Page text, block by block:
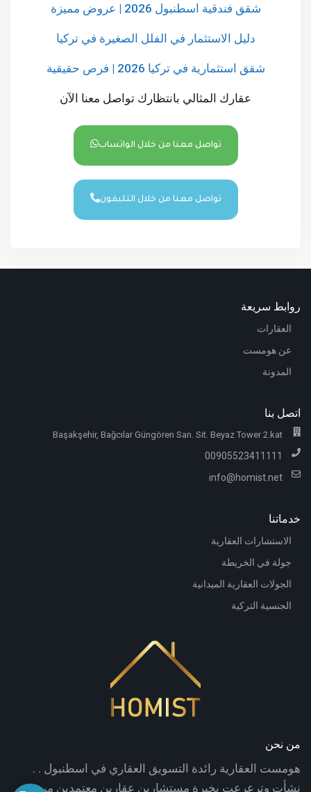
شقق فندقية اسطنبول 2026 | عروض مميزة
دليل الاستثمار في الفلل الصغيرة في تركيا
شقق استثمارية في تركيا 2026 | فرص حقيقية
عقارك المثالي بانتظارك تواصل معنا الآن
تواصل معنا من خلال الواتساب
تواصل معنا من خلال التليفون
روابط سريعة
العقارات
عن هومست
المدونة
اتصل بنا
Başakşehir, Bağcılar Güngören San. Sit. Beyaz Tower 2.kat
00905523411111
info@homist.net
خدماتنا
الاستشارات العقارية
جولة في الخريطة
الجولات العقارية الميدانية
الجنسية التركية
من نحن
هومست العقارية رائدة التسويق العقاري في اسطنبول . .
نشأت وترعرعت بخبرة مستشارين عقارين معتمدين من